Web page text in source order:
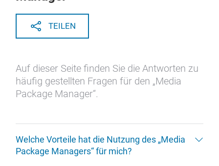
TEILEN
Auf dieser Seite finden Sie die Antworten zu
häufig gestellten Fragen für den „Media
Package Manager“.
Welche Vorteile hat die Nutzung des „Media
Package Managers“ für mich?